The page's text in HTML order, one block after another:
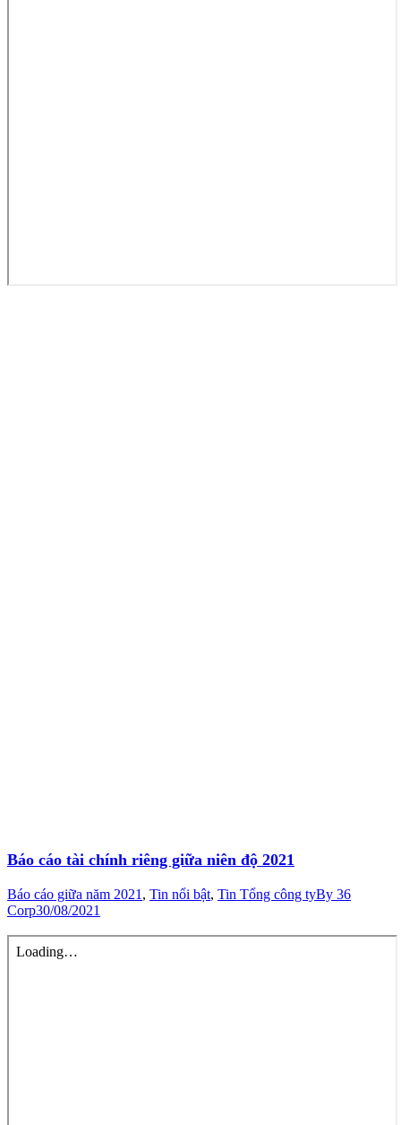
Báo cáo tài chính riêng giữa niên độ 2021
Báo cáo giữa năm 2021 , Tin nổi bật, Tin Tổng công tyBy 36
Corp30/08/2021